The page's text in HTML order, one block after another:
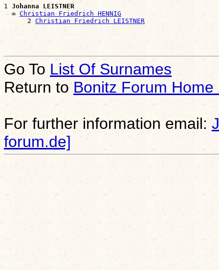
1 Johanna LEISTNER
  ∞
Christian Friedrich HENNIG
      2
Christian Friedrich LEISTNER
Go To List Of Surnames
Return to Bonitz Forum Home
For further information email:
forum.de]